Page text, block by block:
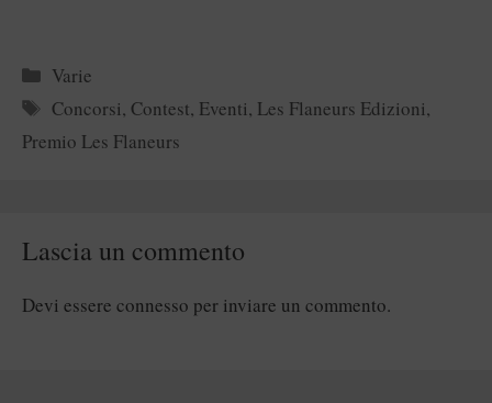
Categorie
Varie
Tag
Concorsi,Contest, Eventi, Les Flaneurs Edizioni,
Premio Les Flaneurs
Lascia un commento
Devi essere connesso per inviare un commento.